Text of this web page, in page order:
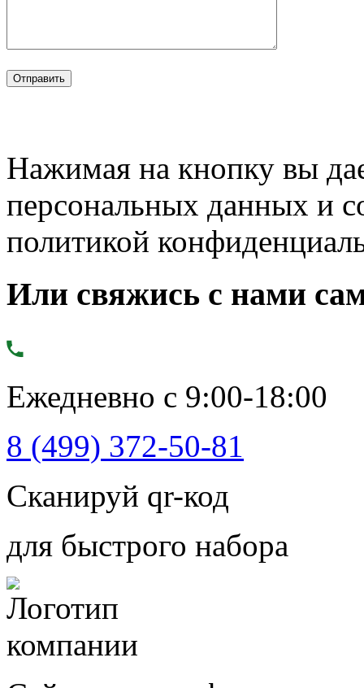
Нажимая на кнопку вы
персональных данных и
политикой
Или свяжись с нами
Ежедневно с 9:00-18:00
8 (499) 372-50-81
Сканируй qr-код
для быстрого набора